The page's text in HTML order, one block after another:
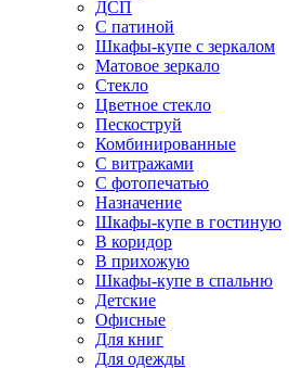
ДСП
С патиной
Шкафы-купе с зеркалом
Матовое зеркало
Стекло
Цветное стекло
Пескоструй
Комбинированные
С витражами
С фотопечатью
Назначение
Шкафы-купе в гостиную
В коридор
В прихожую
Шкафы-купе в спальню
Детские
Офисные
Для книг
Для одежды